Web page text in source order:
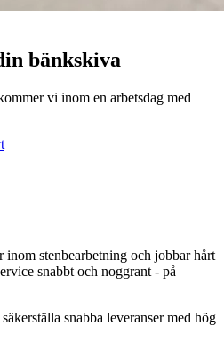
bänkskiva
vi inom en arbetsdag med
inom stenbearbetning och jobbar hårt
snabbt och noggrant - på
snabba leveranser med hög